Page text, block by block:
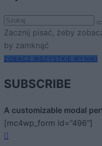
Zacznij pisać, żeby
by zamknąć
ZOBACZ WSZYSTKIE WYNIKI
SUBSCRIBE
A customizable modal
[mc4wp_form id="496"]